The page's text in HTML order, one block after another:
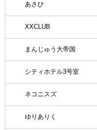
あさひ
XXCLUB
まんじゅう大帝国
シティホテル3号室
ネコニスズ
ゆりありく